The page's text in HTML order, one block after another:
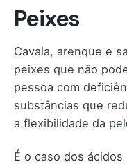
Peixes
Cavala, arenque e
peixes que não
pessoa com
substâncias que
a flexibilidade da
É o caso dos